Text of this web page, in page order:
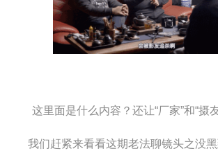
这里面是什么内容？还让“厂家”和“摄
我们赶紧来看看这期老法聊镜头之没